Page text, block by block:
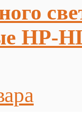
HP-